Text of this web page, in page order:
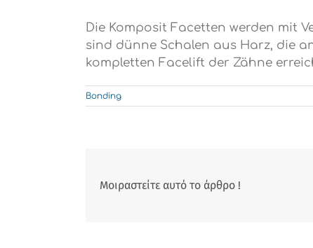
Die Komposit Facetten werden mit
sind dünne Schalen aus Harz, die
kompletten Facelift der Zähne
Bonding
Μοιραστείτε αυτό το άρθρο !